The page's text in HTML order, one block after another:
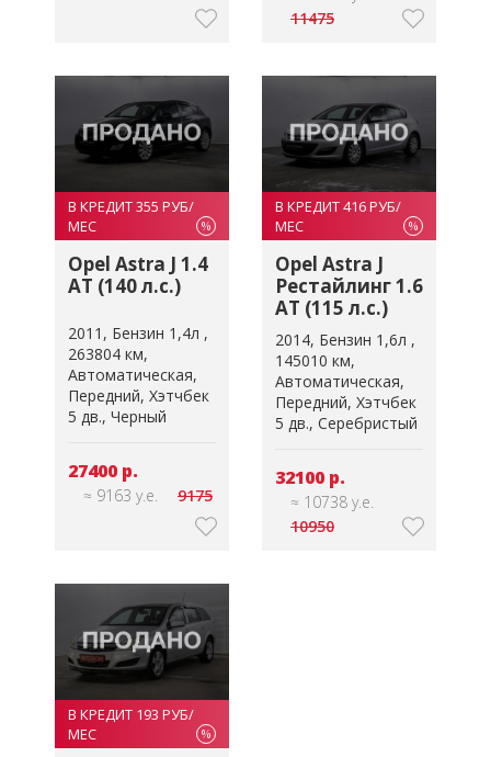
11475
В КРЕДИТ 355 РУБ/
МЕС
%
Opel Astra J 1.4
AT (140 л.с.)
2011
Бензин 1,4л
263804 км
Автоматическая
Передний Хэтчбек
5 дв. Черный
27400 р.
≈ 9163 у.е. 9175
В КРЕДИТ 416 РУБ/
МЕС
%
Opel Astra J
Рестайлинг 1.6
AT (115 л.с.)
2014 Бензин 1,6л
145010 км
Автоматическая
Передний Хэтчбек
5 дв. Серебристый
32100 р.
≈ 10738 у.е.
10950
В КРЕДИТ 193 РУБ/
МЕС
%